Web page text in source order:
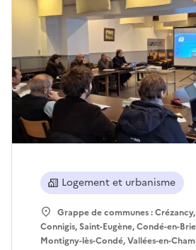
Logement et urbanisme
Grappe de communes :
Connigis, Saint-Eugène, Condé-en-
Montigny-lès-Condé, Vallées-en-